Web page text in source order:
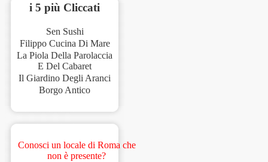
i 5 più Cliccati
Sen Sushi
Filippo Cucina Di Mare
La Piola Della Parolaccia
E Del Cabaret
Il Giardino Degli Aranci
Borgo Antico
Conosci un locale di Roma che
non è presente?